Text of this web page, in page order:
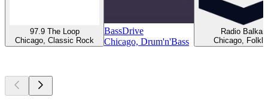
97.9 The Loop
Chicago, Classic Rock
BassDrive
Chicago, Drum'n'Bass
Radio Balkan
Chicago,